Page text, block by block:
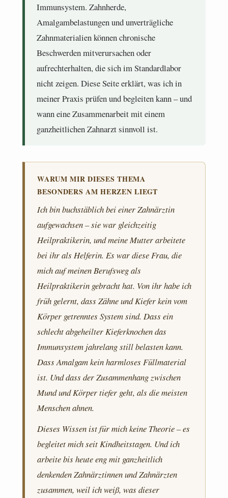
Immunsystem. Zahnherde,
Amalgambelastungen und unverträgliche
Zahnmaterialien können chronische
Beschwerden mitverursachen oder
aufrechterhalten, die sich im Standardlabor
nicht zeigen. Diese Seite erklärt, was ich in
meiner Praxis prüfen und begleiten kann – und
wann eine Zusammenarbeit mit einem
ganzheitlichen Zahnarzt sinnvoll ist.
WARUM MIR DIESES THEMA
BESONDERS AM HERZEN LIEGT
Ich bin buchstäblich bei einer Zahnärztin
aufgewachsen – sie war gleichzeitig
Heilpraktikerin, und meine Mutter arbeitete
bei ihr als Helferin. Es war diese Frau, die
mich auf meinen Berufsweg als
Heilpraktikerin gebracht hat. Von ihr habe ich
früh gelernt, dass Zähne und Kiefer kein vom
Körper getrenntes System sind. Dass ein
schlecht abgeheilter Kieferknochen das
Immunsystem jahrelang still belasten kann.
Dass Amalgam kein harmloses Füllmaterial
ist. Und dass der Zusammenhang zwischen
Mund und Körper tiefer geht, als die meisten
Menschen ahnen.
Dieses Wissen ist für mich keine Theorie – es
begleitet mich seit Kindheitstagen. Und ich
arbeite bis heute eng mit ganzheitlich
denkenden Zahnärztinnen und Zahnärzten
zusammen, weil ich weiß, was dieser